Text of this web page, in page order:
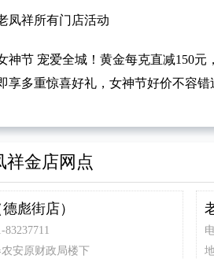
凤祥所有门店活动
神节 宠爱全城！黄金每克直减150元
享多重惊喜好礼，女神节好价不容错
祥金店网点
彪街店）
83237711
安原财政局楼下